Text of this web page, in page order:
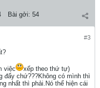
Bài gởi: 54
#3
việc
xếp theo thứ tự)
đấy chứ???Không có mình thì
nhất thì phải.Nó thể hiện cái